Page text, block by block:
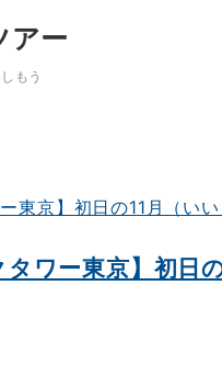
アー
もう
タワー東京】初